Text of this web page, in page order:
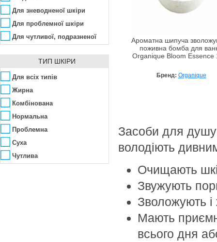
Gian Marco Venturi
GIGI Cosmetic
Givenchy
Grace Cole
Green Energy Organics
Hugo Boss
Прополіс
Розмарин
Саліцилова кислота
Сандал
Троянда
Цинк
Рідке мило
Скраб
Шампунь
Для зневодненої шкіри
Для проблемної шкіри
Для чутливої, подразненої
Зволоження
Ліфтинг, підтягування
шкіри
Матування, звуження пор
Омолодження
Освітлення
Очищення
Підвищення еластичності
ТИП ШКІРИ
Для всіх типів
Жирна
Комбінована
Нормальна
Проблемна
Суха
Чутлива
Ароматна шипуча
поживна бомба для
Organique Bloom Essence
Бренд: Organique
Засоби для душу
володіють
Очищають
Звужують
Зволожують і
Мають
всього дня